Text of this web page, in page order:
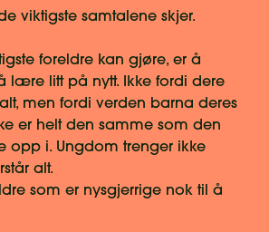
viktigste samtalene skjer.
foreldre kan gjøre, er å
lære litt på nytt. Ikke fordi dere
men fordi verden barna deres
er helt den samme som den
opp i. Ungdom trenger ikke
alt.
som er nysgjerrige nok til å